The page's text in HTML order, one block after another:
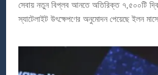
সেবায় নতুন বিপ্লব আনতে অতিরিক্ত ৭,৫০০টি
স্যাটেলাইট উৎক্ষেপণের অনুমোদন পেয়েছে ইলন